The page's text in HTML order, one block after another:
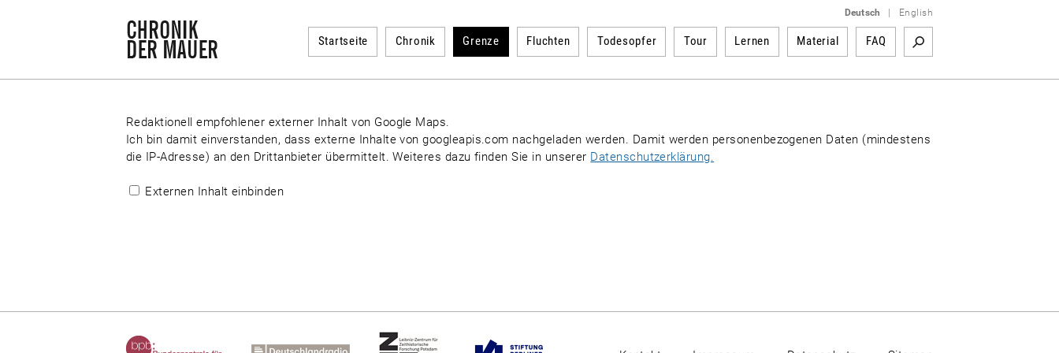
Deutsch English
Startseite Chronik Grenze Fluchten Todesopfer Tour Lernen Material FAQ
Redaktionell empfohlener externer Inhalt von Google Maps.
Ich bin damit einverstanden, dass externe Inhalte vongoogleapis.com nachgeladen werden. Damit werden personenbezogenen Daten (mindestens
die IP-Adresse) an den Drittanbieter übermittelt. Weiteres dazu finden Sie in unserer Datenschutzerklärung.
Externen Inhalt einbinden